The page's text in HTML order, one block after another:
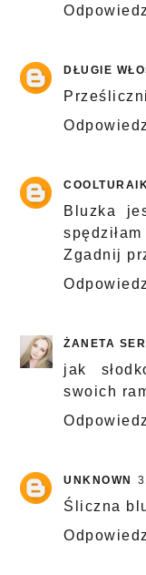
Odpowiedz
DŁUGIE
Odpowiedz
Bluzka
Zgadnij
Odpowiedz
ŻANETA
jak
swoich
Odpowiedz
UNKNOWN
Śliczna
Odpowiedz